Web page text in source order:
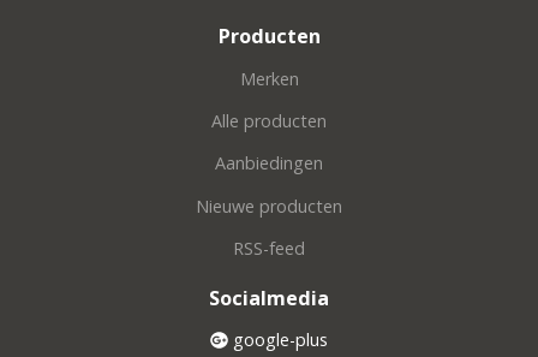
Producten
Merken
Alle producten
Aanbiedingen
Nieuwe producten
RSS-feed
Socialmedia
google-plus